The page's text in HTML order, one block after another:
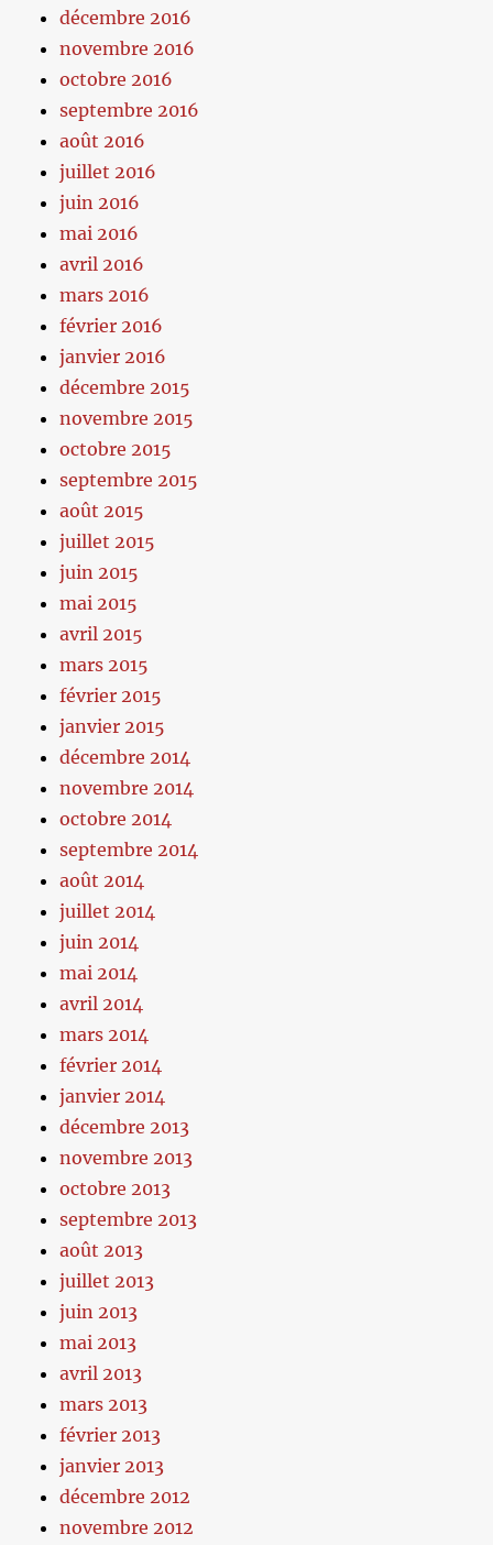
décembre 2016
novembre 2016
octobre 2016
septembre 2016
août 2016
juillet 2016
juin 2016
mai 2016
avril 2016
mars 2016
février 2016
janvier 2016
décembre 2015
novembre 2015
octobre 2015
septembre 2015
août 2015
juillet 2015
juin 2015
mai 2015
avril 2015
mars 2015
février 2015
janvier 2015
décembre 2014
novembre 2014
octobre 2014
septembre 2014
août 2014
juillet 2014
juin 2014
mai 2014
avril 2014
mars 2014
février 2014
janvier 2014
décembre 2013
novembre 2013
octobre 2013
septembre 2013
août 2013
juillet 2013
juin 2013
mai 2013
avril 2013
mars 2013
février 2013
janvier 2013
décembre 2012
novembre 2012